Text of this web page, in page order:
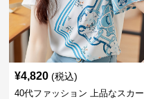
¥4,820 (税込)
40代ファッション 上品なスカー